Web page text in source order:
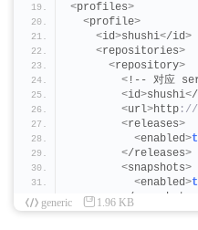
<profiles>
<profile>
<id>shushi</id>
<repositories>
<repository>
< !-- 对应
<id>shushi<
<url>http ://
<releases>
<enabled>
</releases>
<snapshots>
<enabled>
</snapshots
</repository>
generic 1.96 KB